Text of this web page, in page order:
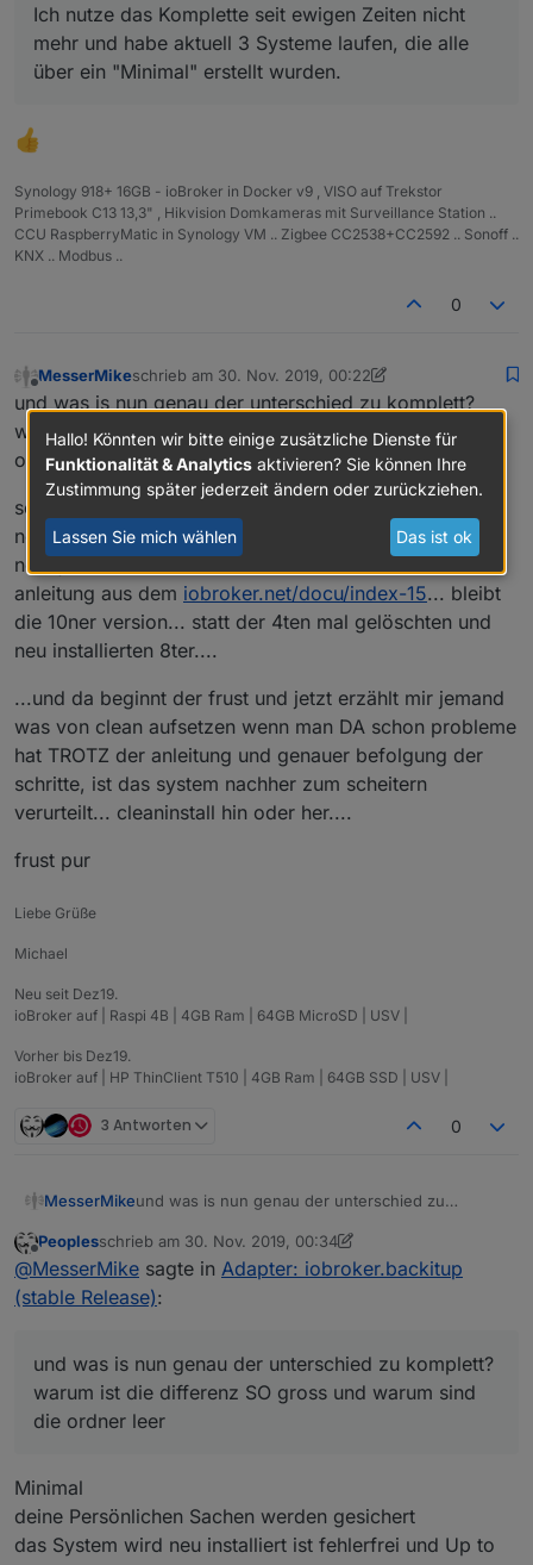
Ich nutze das Komplette seit ewigen Zeiten nicht
mehr und habe aktuell 3 Systeme laufen, die alle
über ein "Minimal" erstellt wurden.
Synology 918+ 16GB - ioBroker in Docker v9 , VISO auf Trekstor
Primebook C13 13,3" , Hikvision Domkameras mit Surveillance Station ..
CCU RaspberryMatic in Synology VM .. Zigbee CC2538+CC2592 .. Sonoff ..
KNX .. Modbus ..
0
Offline
MesserMikeschrieb am 30. Nov. 2019, 00:22
zuletzt editiert von MesserMike
und was is nun genau der unterschied zu komplett?
warum ist die differenz SO gross und warum sind die
ordner leer
so und schon gehts los.... installiert wird node 10 statt
node 8, 4ter neustart trotz --purge remove node
nodejs, autoremove, neustart und installation nach
anleitung aus dem iobroker.net/docu/index-15... bleibt
die 10ner version... statt der 4ten mal gelöschten und
neu installierten 8ter....
...und da beginnt der frust und jetzt erzählt mir jemand
was von clean aufsetzen wenn man DA schon probleme
hat TROTZ der anleitung und genauer befolgung der
schritte, ist das system nachher zum scheitern
verurteilt... cleaninstall hin oder her....
frust pur
Liebe Grüße
Michael
Neu seit Dez19.
ioBroker auf | Raspi 4B | 4GB Ram | 64GB MicroSD | USV |
Vorher bis Dez19.
ioBroker auf | HP ThinClient T510 | 4GB Ram | 64GB SSD | USV |
3 Antworten 0
MesserMikeund was is nun genau der unterschied zu
warum sind die ordner leer
so und schon gehts los.... installiert wird node 10
statt node 8, 4ter neustart trotz --purge remove
node nodejs, autoremove, neustart und
installation nach anleitung aus dem
version... statt der 4ten mal gelöschten und neu
installierten 8ter....
...und da beginnt der frust und jetzt erzählt mir
genauer befolgung der schritte, ist das system
nachher zum scheitern verurteilt... cleaninstall hin
oder her....
Offline
Peoplesschrieb am 30. Nov. 2019, 00:34
zuletzt editiert von Peoples
@MesserMike sagte in Adapter: iobroker.backitup
(stable Release):
und was is nun genau der unterschied zu komplett?
warum ist die differenz SO gross und warum sind
die ordner leer
Minimal
deine Persönlichen Sachen werden gesichert
das System wird neu installiert ist fehlerfrei und Up to
Hallo! Könnten wir bitte einige zusätzliche Dienste für
Funktionalität & Analytics aktivieren? Sie können Ihre
Zustimmung später jederzeit ändern oder zurückziehen.
Lassen Sie mich wählen Das ist ok